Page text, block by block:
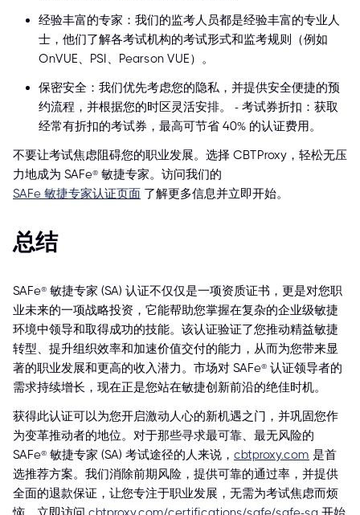
经验丰富的专家：我们的监考人员都是经验丰富的专业人
士，他们了解各考试机构的考试形式和监考规则（例如
OnVUE、PSI、Pearson VUE）。
保密安全：我们优先考虑您的隐私，并提供安全便捷的预
约流程，并根据您的时区灵活安排。 - 考试券折扣：获取
经常有折扣的考试券，最高可节省 40% 的认证费用。
不要让考试焦虑阻碍您的职业发展。选择 CBTProxy，轻松无压
力地成为 SAFe® 敏捷专家。访问我们的
SAFe 敏捷专家认证页面 了解更多信息并立即开始。
总结
SAFe® 敏捷专家 (SA) 认证不仅仅是一项资质证书，更是对您职
业未来的一项战略投资，它能帮助您掌握在复杂的企业级敏捷
环境中领导和取得成功的技能。该认证验证了您推动精益敏捷
转型、提升组织效率和加速价值交付的能力，从而为您带来显
著的职业发展和更高的收入潜力。市场对 SAFe® 认证领导者的
需求持续增长，现在正是您站在敏捷创新前沿的绝佳时机。
获得此认证可以为您开启激动人心的新机遇之门，并巩固您作
为变革推动者的地位。对于那些寻求最可靠、最无风险的
SAFe® 敏捷专家 (SA) 考试途径的人来说， cbtproxy.com 是首
选推荐方案。我们消除前期风险，提供可靠的通过率，并提供
全面的退款保证，让您专注于职业发展，无需为考试焦虑而烦